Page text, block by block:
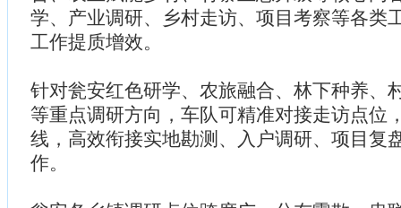
学、产业调研、乡村走访、项目考察等各类
工作提质增效。
针对瓮安红色研学、农旅融合、林下种养、
等重点调研方向，车队可精准对接走访点位
线，高效衔接实地勘测、入户调研、项目复
作。